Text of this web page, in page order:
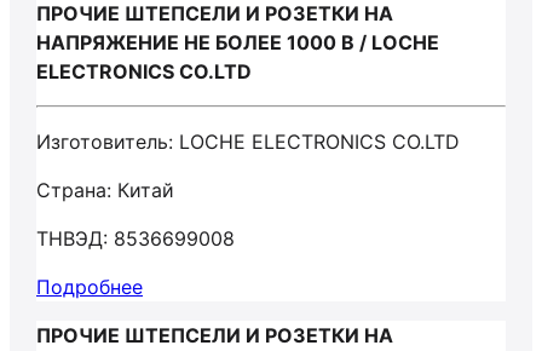
ПРОЧИЕ ШТЕПСЕЛИ И РОЗЕТКИ НА
НАПРЯЖЕНИЕ НЕ БОЛЕЕ 1000 В / LOCHE
ELECTRONICS CO.LTD
Изготовитель: LOCHE ELECTRONICS CO.LTD
Страна: Китай
ТНВЭД: 8536699008
Подробнее
ПРОЧИЕ ШТЕПСЕЛИ И РОЗЕТКИ НА